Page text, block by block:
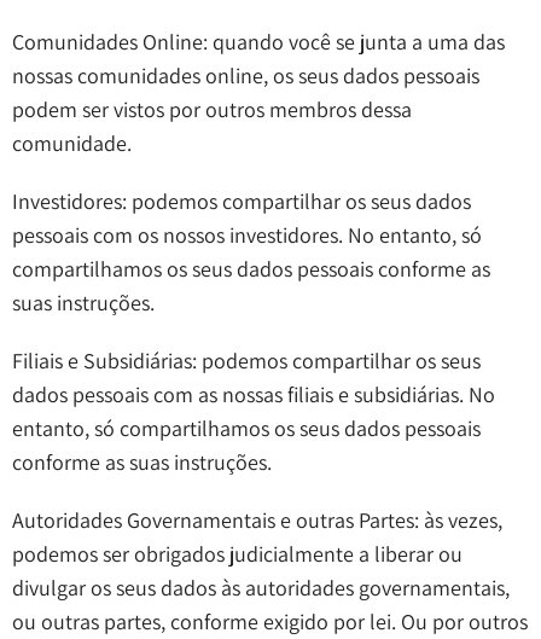
Comunidades Online: quando você se junta a uma das
nossas comunidades online, os seus dados pessoais
podem ser vistos por outros membros dessa
comunidade.
Investidores: podemos compartilhar os seus dados
pessoais com os nossos investidores. No entanto, só
compartilhamos os seus dados pessoais conforme as
suas instruções.
Filiais e Subsidiárias: podemos compartilhar os seus
dados pessoais com as nossas filiais e subsidiárias. No
entanto, só compartilhamos os seus dados pessoais
conforme as suas instruções.
Autoridades Governamentais e outras Partes: às vezes,
podemos ser obrigados judicialmente a liberar ou
divulgar os seus dados às autoridades governamentais,
ou outras partes, conforme exigido por lei. Ou por outros